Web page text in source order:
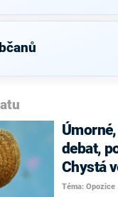
debat,
Chystá
Téma: Opozice